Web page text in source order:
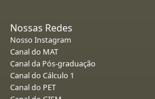
Nossas Redes
Nosso Instagram
Canal do MAT
Canal da Pós-graduação
Canal do Cálculo 1
Canal do PET